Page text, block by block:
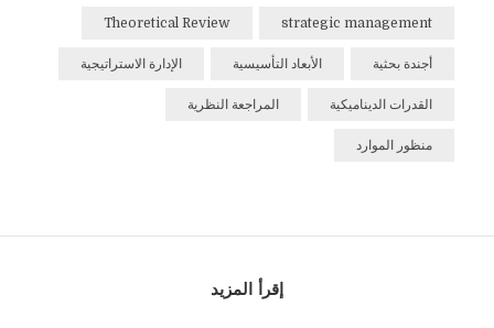
strategic management
Theoretical Review
أجندة بحثية الأبعاد التأسيسية الإدارة الاستراتيجية
القدرات الديناميكية المراجعة النظرية
منظور الموارد
إقرأ المزيد